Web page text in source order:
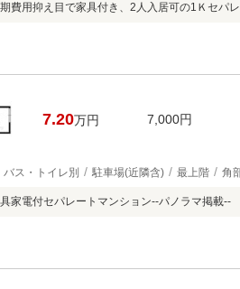
費用抑え目で家具付き、2人入居可の1Ｋセパ
7.20万円 7,000円
バス・トイレ別 駐車場(近隣含) 最上階 角
家電付セパレートマンション--パノラマ掲載--